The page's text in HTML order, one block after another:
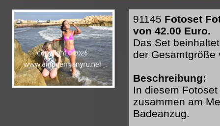
91145 Fotoset
von 42.00 Euro.
Das Set
der Gesamtgröße
Beschreibung:
In diesem
zusammen am
Badeanzug.